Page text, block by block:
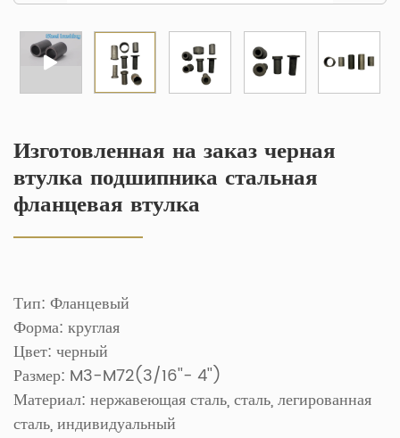
Изготовленная на заказ черная
втулка подшипника стальная
фланцевая втулка
Тип: Фланцевый
Форма: круглая
Цвет: черный
Размер: M3-M72(3/16''- 4'')
Материал: нержавеющая сталь, сталь, легированная
сталь, индивидуальный